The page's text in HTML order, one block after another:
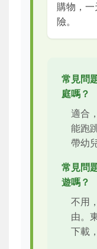
購物，
險。
常見問
庭嗎？
適合
能跑
帶幼
常見問
遊嗎？
不用
由。
下載